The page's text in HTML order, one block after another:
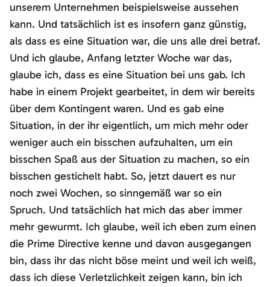
unserem Unternehmen beispielsweise aussehen
kann. Und tatsächlich ist es insofern ganz günstig,
als dass es eine Situation war, die uns alle drei betraf.
Und ich glaube, Anfang letzter Woche war das,
glaube ich, dass es eine Situation bei uns gab. Ich
habe in einem Projekt gearbeitet, in dem wir bereits
über dem Kontingent waren. Und es gab eine
Situation, in der ihr eigentlich, um mich mehr oder
weniger auch ein bisschen aufzuhalten, um ein
bisschen Spaß aus der Situation zu machen, so ein
bisschen gestichelt habt. So, jetzt dauert es nur
noch zwei Wochen, so sinngemäß war so ein
Spruch. Und tatsächlich hat mich das aber immer
mehr gewurmt. Ich glaube, weil ich eben zum einen
die Prime Directive kenne und davon ausgegangen
bin, dass ihr das nicht böse meint und weil ich weiß,
dass ich diese Verletzlichkeit zeigen kann, bin ich